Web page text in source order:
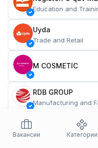
Education and
Uyda
Trade and Retail
M COSMETIC
RDB GROUP
Manufacturing and
Restaurants and Fast
Вакансии
Категории